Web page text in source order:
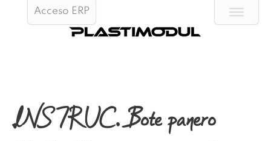
Acceso ERP
INSTRUC. Bote panero